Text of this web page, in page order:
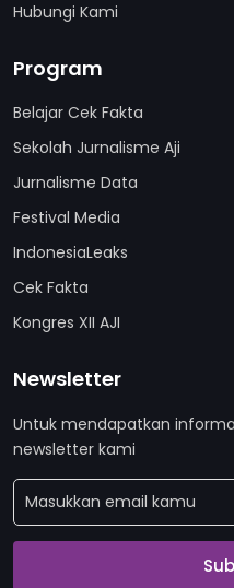
Hubungi Kami
Program
Belajar Cek Fakta
Sekolah Jurnalisme Aji
Jurnalisme Data
Festival Media
IndonesiaLeaks
Cek Fakta
Kongres XII AJI
Newsletter
Untuk mendapatkan
newsletter kami